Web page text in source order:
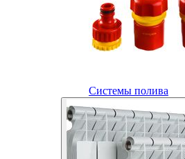
Системы полива